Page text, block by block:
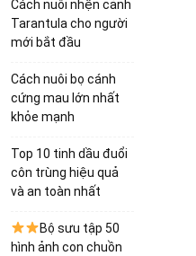
Cách nuôi nhện cảnh
Tarantula cho người
mới bắt đầu
Cách nuôi bọ cánh
cứng mau lớn nhất
khỏe mạnh
Top 10 tinh dầu đuổi
côn trùng hiệu quả
và an toàn nhất
Bộ sưu tập 50
hình ảnh con chuồn